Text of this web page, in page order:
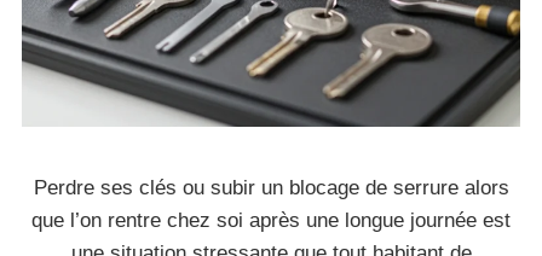
Perdre ses clés ou subir un blocage de serrure alors
que l’on rentre chez soi après une longue journée est